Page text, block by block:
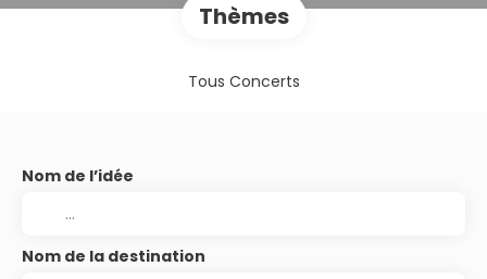
Thèmes
Tous Concerts
Nom de l’idée
Nom de la destination